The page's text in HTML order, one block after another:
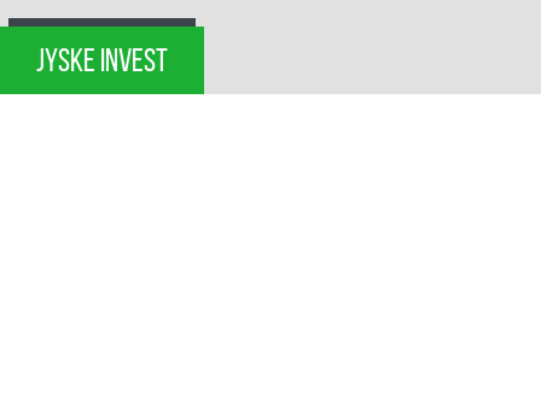
JYSKE INVEST